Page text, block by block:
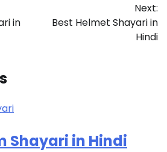
in
Next:
Best Helmet Shayari in
Hindi
Shayari in Hindi